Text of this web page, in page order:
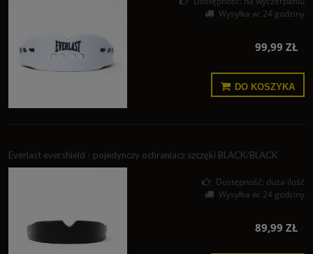
Wysyłka w: 24 godziny
99,99 ZŁ
DO KOSZYKA
Everlast evershield - pojedynczy ochraniacz szczęki BLACK/BLACK
Dostępność: duża ilość
Wysyłka w: 24 godziny
89,99 ZŁ